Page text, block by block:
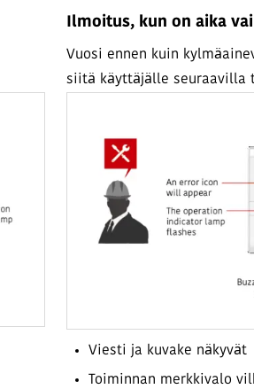
Ilmoitus, kun on aika
Vuosi ennen kuin
siitä käyttäjälle seuraavilla
Viesti ja kuvake näkyvät
Toiminnan merkkivalo